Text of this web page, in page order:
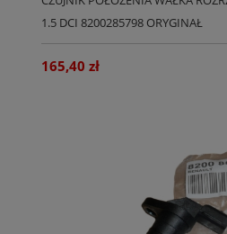
1.5 DCI 8200285798 ORYGINAŁ
165,40 zł